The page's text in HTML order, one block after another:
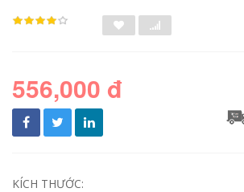
556,000 đ
KÍCH THƯỚC: